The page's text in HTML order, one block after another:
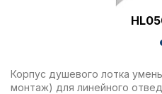
Корпус душевого лотка
монтаж) для линейного